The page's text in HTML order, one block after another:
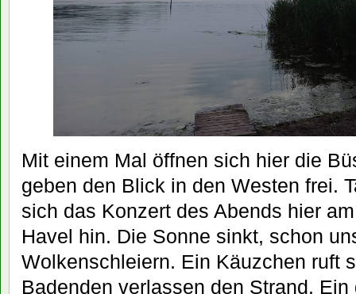
Mit einem Mal öffnen sich hier die
geben den Blick in den Westen frei.
sich das Konzert des Abends hier
Havel hin. Die Sonne sinkt, schon
Wolkenschleiern. Ein Käuzchen ruft
Badenden verlassen den Strand.